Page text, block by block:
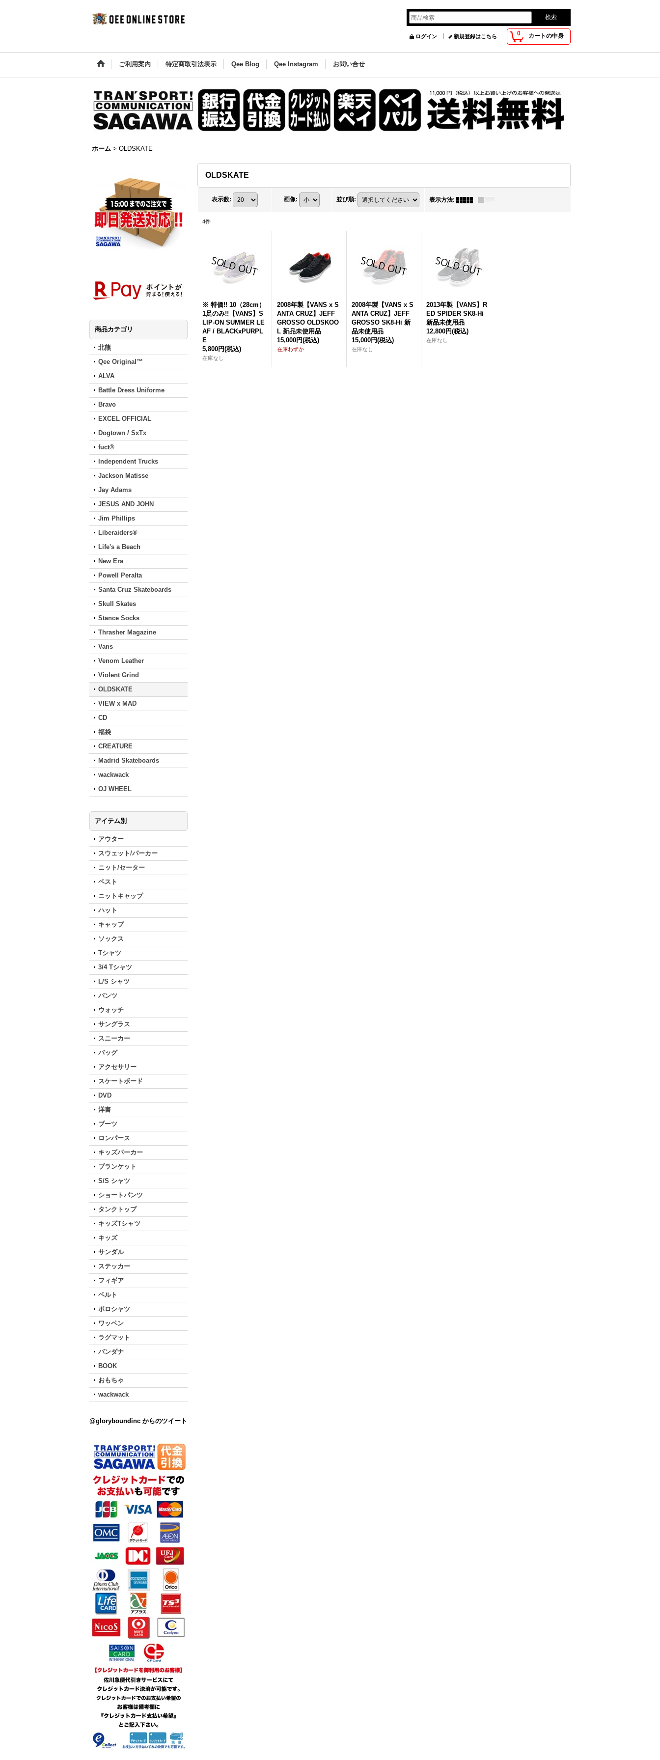
0 カートの中身
ログイン 新規登録はこちら
ご利用案内 特定商取引法表示 Qee Blog Qee Instagram お問い合せ
ホーム > OLDSKATE
商品カテゴリ
北熊
Qee Original™
ALVA
Battle Dress Uniforme
Bravo
EXCEL OFFICIAL
Dogtown / SxTx
fuct®
Independent Trucks
Jackson Matisse
Jay Adams
JESUS AND JOHN
Jim Phillips
Liberaiders®
Life's a Beach
New Era
Powell Peralta
Santa Cruz Skateboards
Skull Skates
Stance Socks
Thrasher Magazine
Vans
Venom Leather
Violent Grind
OLDSKATE
VIEW x MAD
CD
福袋
CREATURE
Madrid Skateboards
wackwack
OJ WHEEL
アイテム別
アウター
スウェット/パーカー
ニット/セーター
ベスト
ニットキャップ
ハット
キャップ
ソックス
Tシャツ
3/4 Tシャツ
L/S シャツ
パンツ
ウォッチ
サングラス
スニーカー
バッグ
アクセサリー
スケートボード
DVD
洋書
ブーツ
ロンパース
キッズパーカー
ブランケット
S/S シャツ
ショートパンツ
タンクトップ
キッズTシャツ
キッズ
サンダル
ステッカー
フィギア
ベルト
ポロシャツ
ワッペン
ラグマット
バンダナ
BOOK
おもちゃ
wackwack
@gloryboundinc からのツイート
OLDSKATE
表示数: 画像: 並び順: 表示方法:
4件
※ 特価!! 10（28cm）
1足のみ!!【VANS】S
LIP-ON SUMMER LE
AF / BLACKxPURPL
E
5,800円(税込)
在庫なし
2008年製【VANS x S
ANTA CRUZ】JEFF
GROSSO OLDSKOO
L 新品未使用品
15,000円(税込)
在庫わずか
2008年製【VANS x S
ANTA CRUZ】JEFF
GROSSO SK8-Hi 新
品未使用品
15,000円(税込)
在庫なし
2013年製【VANS】R
ED SPIDER SK8-Hi
新品未使用品
12,800円(税込)
在庫なし